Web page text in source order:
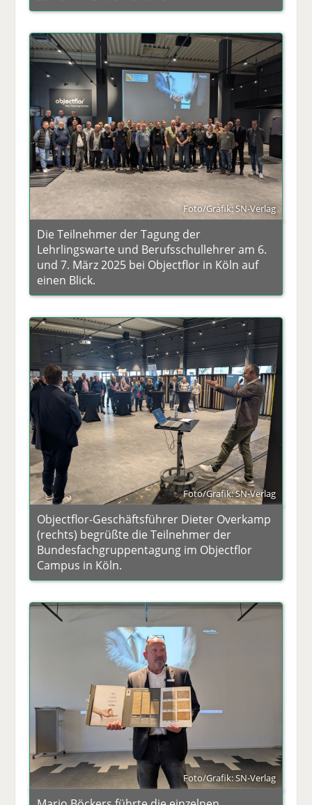
Foto/Grafik: SN-Verlag
Die Teilnehmer der Tagung der
Lehrlingswarte und Berufsschullehrer am 6.
und 7. März 2025 bei Objectflor in Köln auf
einen Blick.
Foto/Grafik: SN-Verlag
Objectflor-Geschäftsführer Dieter Overkamp
(rechts) begrüßte die Teilnehmer der
Bundesfachgruppentagung im Objectflor
Campus in Köln.
Foto/Grafik: SN-Verlag